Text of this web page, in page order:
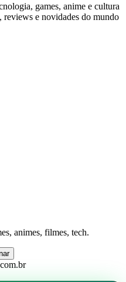
games, anime e cultura
reviews e novidades do mundo
animes, filmes, tech.